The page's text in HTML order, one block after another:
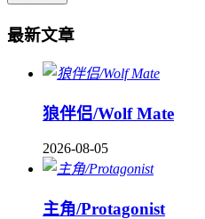
最新文章
狼伴侣/Wolf Mate
2026-08-05
主角/Protagonist